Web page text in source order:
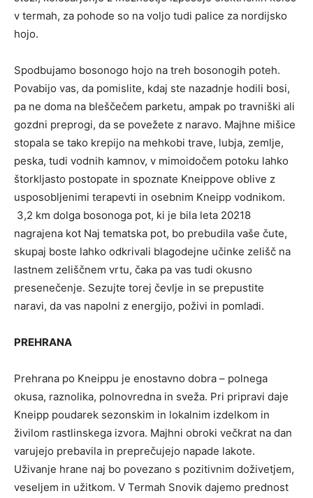
v termah, za pohode so na voljo tudi palice za nordijsko
hojo.
Spodbujamo bosonogo hojo na treh bosonogih poteh.
Povabijo vas, da pomislite, kdaj ste nazadnje hodili bosi,
pa ne doma na bleščečem parketu, ampak po travniški ali
gozdni preprogi, da se povežete z naravo. Majhne mišice
stopala se tako krepijo na mehkobi trave, lubja, zemlje,
peska, tudi vodnih kamnov, v mimoidočem potoku lahko
štorkljasto postopate in spoznate Kneippove oblive z
usposobljenimi terapevti in osebnim Kneipp vodnikom.
3,2 km dolga bosonoga pot, ki je bila leta 20218
nagrajena kot Naj tematska pot, bo prebudila vaše čute,
skupaj boste lahko odkrivali blagodejne učinke zelišč na
lastnem zeliščnem vrtu, čaka pa vas tudi okusno
presenečenje. Sezujte torej čevlje in se prepustite
naravi, da vas napolni z energijo, poživi in pomladi.
PREHRANA
Prehrana po Kneippu je enostavno dobra – polnega
okusa, raznolika, polnovredna in sveža. Pri pripravi daje
Kneipp poudarek sezonskim in lokalnim izdelkom in
živilom rastlinskega izvora. Majhni obroki večkrat na dan
varujejo prebavila in preprečujejo napade lakote.
Uživanje hrane naj bo povezano s pozitivnim doživetjem,
veseljem in užitkom. V Termah Snovik dajemo prednost